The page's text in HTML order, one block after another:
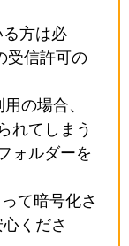
方は必
受信許可の
の場合、
れてしまう
ォルダーを
て暗号化さ
くださ